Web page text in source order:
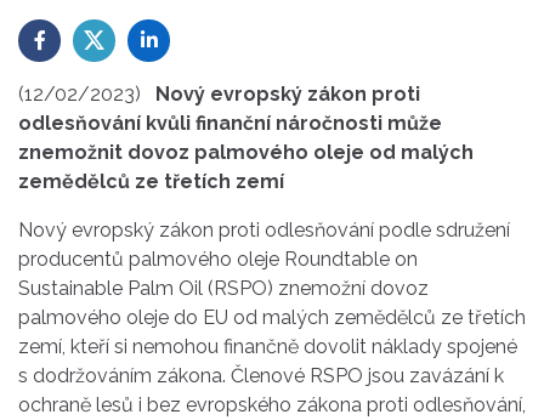
(12/02/2023) Nový evropský zákon proti
odlesňování kvůli finanční náročnosti může
znemožnit dovoz palmového oleje od malých
zemědělců ze třetích zemí
Nový evropský zákon proti odlesňování podle sdružení
producentů palmového oleje Roundtable on
Sustainable Palm Oil (RSPO) znemožní dovoz
palmového oleje do EU od malých zemědělců ze třetích
zemí, kteří si nemohou finančně dovolit náklady spojené
s dodržováním zákona. Členové RSPO jsou zavázání k
ochraně lesů i bez evropského zákona proti odlesňování,